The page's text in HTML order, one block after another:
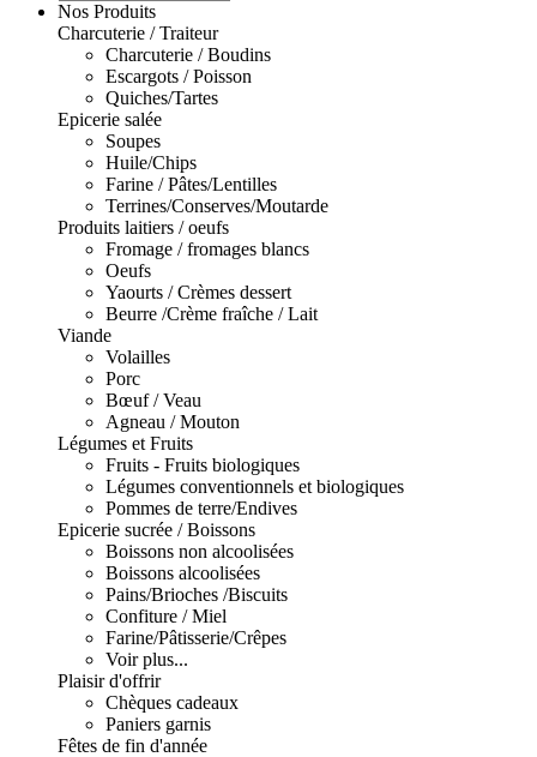
Nos Produits
Charcuterie / Traiteur
Charcuterie / Boudins
Escargots / Poisson
Quiches/Tartes
Epicerie salée
Soupes
Huile/Chips
Farine / Pâtes/Lentilles
Terrines/Conserves/Moutarde
Produits laitiers / oeufs
Fromage / fromages blancs
Oeufs
Yaourts / Crèmes dessert
Beurre /Crème fraîche / Lait
Viande
Volailles
Porc
Bœuf / Veau
Agneau / Mouton
Légumes et Fruits
Fruits - Fruits biologiques
Légumes conventionnels et biologiques
Pommes de terre/Endives
Epicerie sucrée / Boissons
Boissons non alcoolisées
Boissons alcoolisées
Pains/Brioches /Biscuits
Confiture / Miel
Farine/Pâtisserie/Crêpes
Voir plus...
Plaisir d'offrir
Chèques cadeaux
Paniers garnis
Fêtes de fin d'année